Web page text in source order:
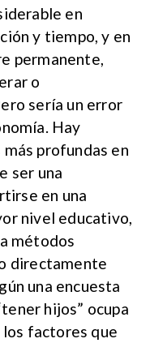
en
y tiempo, y en
permanente,
o
sería un error
Hay
profundas en
ser una
en una
nivel educativo,
métodos
directamente
una encuesta
hijos” ocupa
factores que